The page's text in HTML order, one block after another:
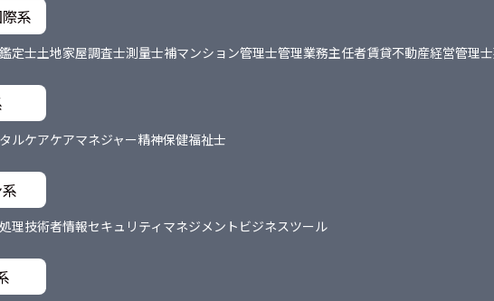
系
定士土地家屋調査士測量士補マンション管理士管理業務主任者賃貸不動産経営管理士
ルケアケアマネジャー精神保健福祉士
理技術者情報セキュリティマネジメント ビジネスツール